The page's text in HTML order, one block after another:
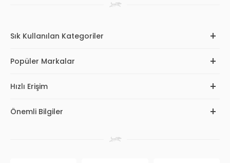
Sık Kullanılan Kategoriler
Popüler Markalar
Hızlı Erişim
Önemli Bilgiler